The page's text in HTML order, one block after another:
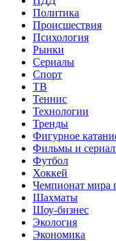
Политика
Происшествия
Психология
Рынки
Сериалы
Спорт
ТВ
Теннис
Технологии
Тренды
Фигурное
Фильмы и
Футбол
Хоккей
Чемпионат мира
Шахматы
Шоу-бизнес
Экология
Экономика